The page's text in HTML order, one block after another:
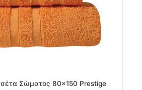
Σώματος 80×150 Prestige